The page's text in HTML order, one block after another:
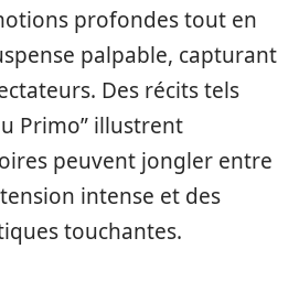
profondes tout en
palpable, capturant
Des récits tels
Primo” illustrent
peuvent jongler entre
intense et des
touchantes.